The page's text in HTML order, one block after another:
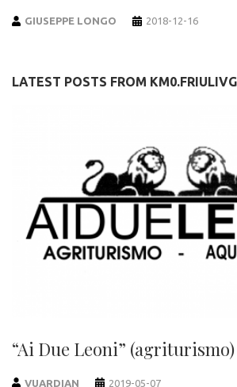
GIUSEPPE LONGO 2018-12-16
LATEST POSTS FROM
“Ai Due Leoni”
VUARDIAN 2019-05-07